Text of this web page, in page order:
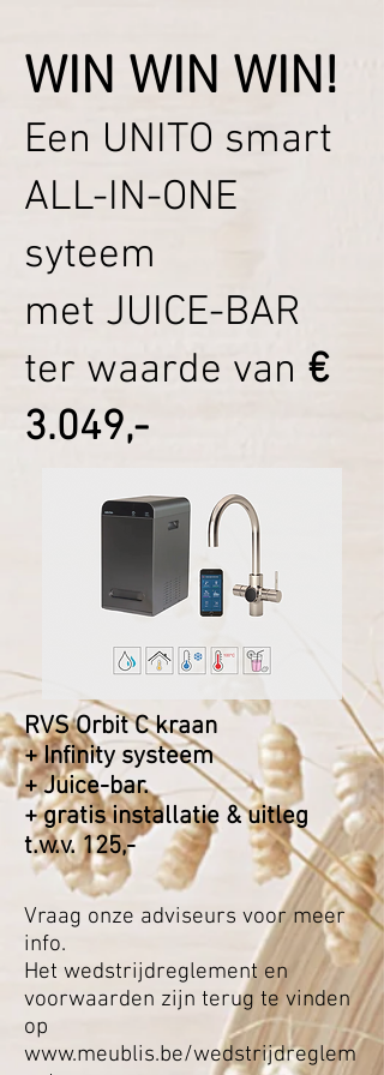
WIN WIN WIN!
Een UNITO smart
ALL-IN-ONE
syteem
met JUICE-BAR
ter waarde van €
3.049,-
RVS Orbit C kraan
+ Infinity systeem
+ Juice-bar.
+ gratis installatie & uitleg
t.w.v. 125,-
Vraag onze adviseurs voor meer
info.
Het wedstrijdreglement en
voorwaarden zijn terug te vinden
op
www.meublis.be/wedstrijdreglem